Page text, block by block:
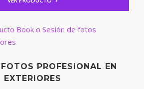
PROFESIONAL EN
EXTERIORES